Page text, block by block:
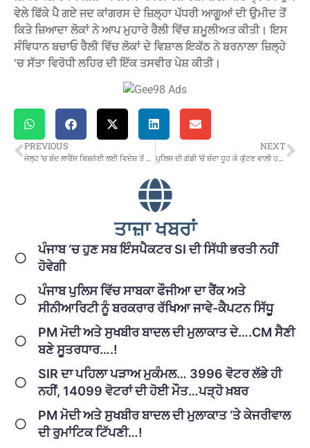
ਵੇਲੇ ਫਿੱਕੇ ਪੈ ਗਏ ਜਦ ਕਾਂਗਰਸ ਦੇ ਜ਼ਿਲ੍ਹਾ ਪੱਧਰੀ ਆਗੂਆਂ ਦੀ ਉਮੀਦ ਤੋਂ
ਕਿਤੇ ਜ਼ਿਆਦਾ ਲੋਕਾਂ ਨੇ ਆਪ ਮੁਹਾਰੇ ਰੈਲੀ ਵਿੱਚ ਸ਼ਮੂਲੀਅਤ ਕੀਤੀ। ਇਸ
ਸੰਵਿਧਾਨ ਬਚਾਓ ਰੈਲੀ ਵਿੱਚ ਲੋਕਾਂ ਦੇ ਵਿਸ਼ਾਲ ਇਕੱਠ ਨੇ ਬਰਨਾਲਾ ਜ਼ਿਲ੍ਹੇ
‘ਚ ਸੱਤਾ ਵਿਰੋਧੀ ਲਹਿਰ ਦੀ ਇੱਕ ਤਸਵੀਰ ਪੇਸ਼ ਕੀਤੀ।
PREVIOUS NEXT
ਪੁਲਿਸ ਦੀ ਗੱਡੀ ‘ਚੋਂ ਬੰਦਾ ਧੂਹ ਕੇ ਕੁੱਟਣ ਵਾਲੀ ਹਰਦਾਸਪੁਰਾ ਘਟਨਾ ਦੇ ਮੁੱਖ ਦੋਸ਼ੀ ਨੇ ਫਾਹਾ ਲਗਾ ਕੇ ਕੀਤੀ ਆਤਮ ਹੱਤਿਆ
ਤਾਜ਼ਾ ਖਬਰਾਂ
ਪੰਜਾਬ ‘ਚ ਹੁਣ ਸਬ ਇੰਸਪੈਕਟਰ SI ਦੀ ਸਿੱਧੀ ਭਰਤੀ ਨਹੀਂ
ਹੋਵੇਗੀ
ਪੰਜਾਬ ਪੁਲਿਸ ਵਿੱਚ ਸਾਬਕਾ ਫੌਜੀਆ ਦਾ ਰੈਂਕ ਅਤੇ
ਸੀਨੀਆਰਿਟੀ ਨੂੰ ਬਰਕਰਾਰ ਰੱਖਿਆ ਜਾਵੇ-ਕੈਪਟਨ ਸਿੱਧੂ
PM ਮੋਦੀ ਅਤੇ ਸੁਖਬੀਰ ਬਾਦਲ ਦੀ ਮੁਲਾਕਾਤ ਦੇ….CM ਸੈਣੀ
ਬਣੇ ਸੂਤਰਧਾਰ….!
SIR ਦਾ ਪਹਿਲਾ ਪੜਾਅ ਮੁਕੰਮਲ… 3996 ਵੋਟਰ ਲੱਭੇ ਹੀ
ਨਹੀਂ, 14099 ਵੋਟਰਾਂ ਦੀ ਹੋਈ ਮੌਤ…ਪੜ੍ਹੋ ਖ਼ਬਰ
PM ਮੋਦੀ ਅਤੇ ਸੁਖਬੀਰ ਬਾਦਲ ਦੀ ਮੁਲਾਕਾਤ ‘ਤੇ ਕੇਜਰੀਵਾਲ
ਦੀ ਰੁਮਾਂਟਿਕ ਟਿੱਪਣੀ…!